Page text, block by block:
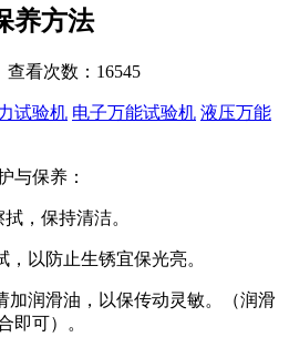
养方法
看次数：16545
试验机 电子万能试验机 液压万能
与保养：
，保持清洁。
以防止生锈宜保光亮。
加润滑油，以保传动灵敏。（润滑
即可）。